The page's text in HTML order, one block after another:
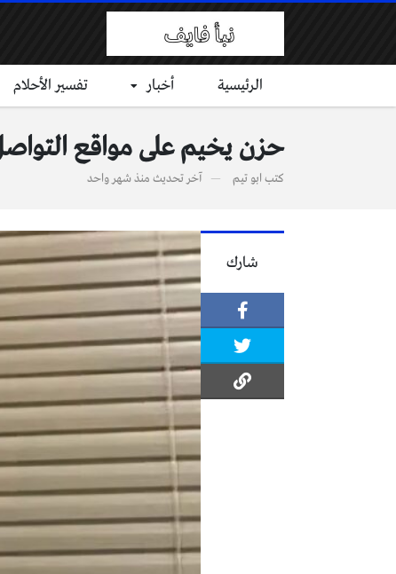
الرئيسية أخبار تفسير الأحلام
حزن يخيم على مواقع
كتب ابو تيم آخر تحديث منذ شهر واحد
شارك